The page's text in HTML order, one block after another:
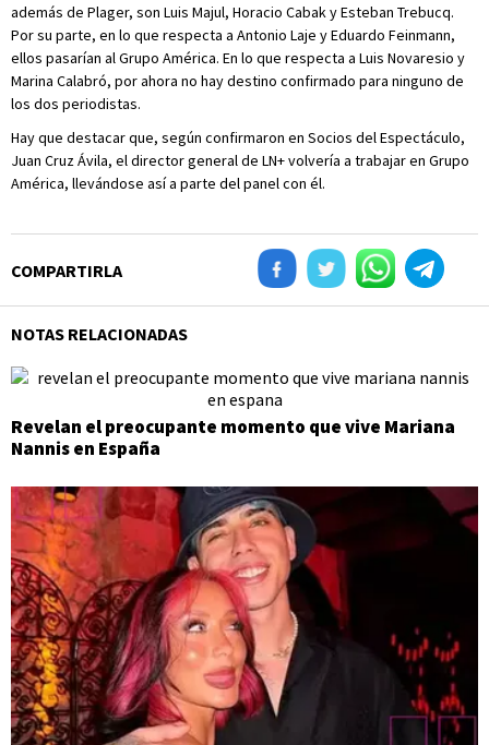
además de Plager, son Luis Majul, Horacio Cabak y Esteban Trebucq.
Por su parte, en lo que respecta a Antonio Laje y Eduardo Feinmann,
ellos pasarían al Grupo América. En lo que respecta a Luis Novaresio y
Marina Calabró, por ahora no hay destino confirmado para ninguno de
los dos periodistas.
Hay que destacar que, según confirmaron en Socios del Espectáculo,
Juan Cruz Ávila, el director general de LN+ volvería a trabajar en Grupo
América, llevándose así a parte del panel con él.
COMPARTIRLA
NOTAS RELACIONADAS
Revelan el preocupante momento que vive Mariana
Nannis en España